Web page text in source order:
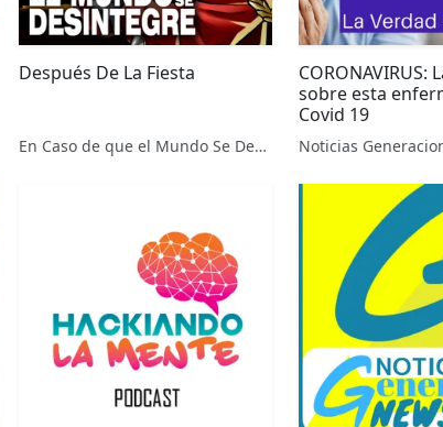
Después De La Fiesta
En Caso de que el Mundo Se Desintegre
CORONAVIRUS:
sobre esta
Covid 19
Noticias